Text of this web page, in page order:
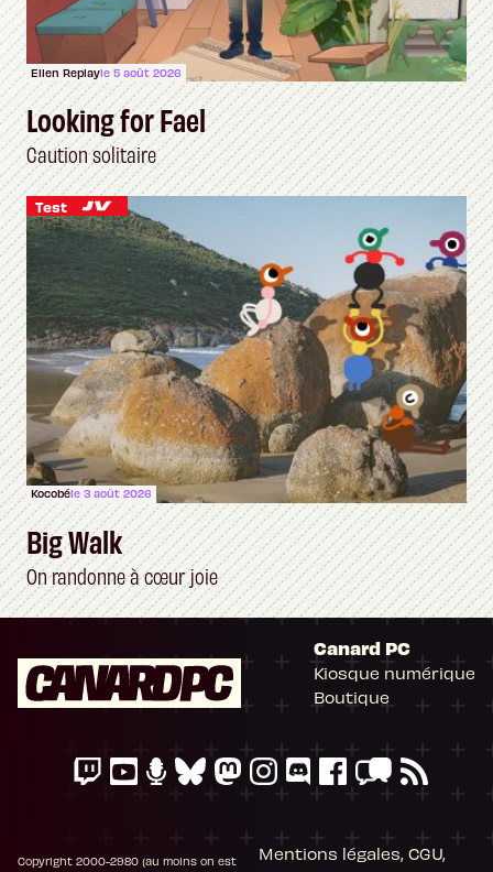
Ellen Replayle 5 août 2026
Looking for Fael
Caution solitaire
Test
Kocobéle 3 août 2026
Big Walk
On randonne à cœur joie
Canard PC
Kiosque numérique
Boutique
Copyright 2000-2980 (au moins on est
Mentions légales, CGU,